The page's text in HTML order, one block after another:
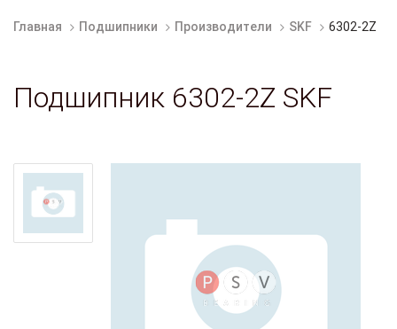
Главная Подшипники Производители SKF 6302-2Z
Подшипник 6302-2Z SKF